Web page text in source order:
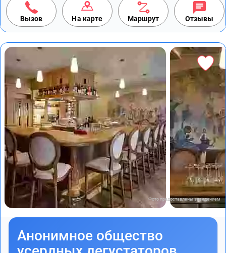
Вызов На карте Маршрут Отзывы
Фото предоставлены заведением
Анонимное общество